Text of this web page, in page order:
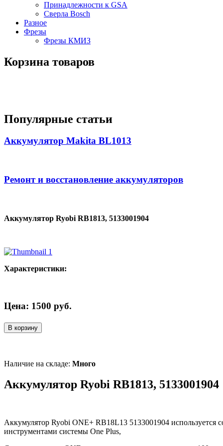
Принадлежности к GSA
Сверла Bosch
Разное
Фрезы
Фрезы КМИЗ
Корзина товаров
Популярные статьи
Аккумулятор Makita BL1013
Ремонт и восстановление аккумуляторов
Аккумулятор Ryobi RB1813, 5133001904
Характеристики:
Цена: 1500 руб.
В корзину
Наличие на складе: Много
Аккумулятор Ryobi RB1813, 5133001904
Аккумулятор Ryobi ONE+ RB18L13 5133001904 используется
инструментами системы One Plus,